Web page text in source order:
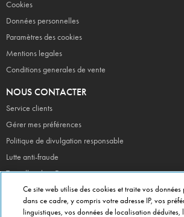
Cookies
Données personnelles
Paramètres des cookies
Mentions legales
Conditions generales de vente
NOUS CONTACTER
Service clients
Gérer mes préférences
Politique de divulgation responsable
Lutte anti-fraude
Travailler chez Dominos
Devenir Franchisé
Ce site web utilise des cookies et traite vos données
dans ce cadre, y compris votre adresse IP, vos
linguistiques, vos données de localisation déduites,